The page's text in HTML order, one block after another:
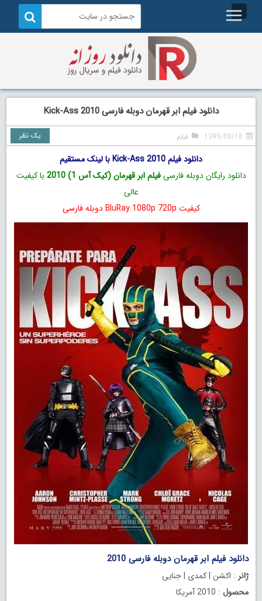
دانلود فیلم ابر قهرمان دوبله فارسی Kick-Ass 2010
1399/08/16 فیلم یک نظر
دانلود فیلم Kick-Ass 2010 با لینک مستقیم
دانلود رایگان دوبله فارسیفیلم ابر قهرمان (کیک آس 1) 2010
با کیفیت
عالی
کیفیت BluRay 1080p 720p دوبله فارسی
دانلود فیلم ابر قهرمان دوبله فارسی 2010
ژانر : اکشن | کمدی | جنایی
محصول : 2010 آمریکا